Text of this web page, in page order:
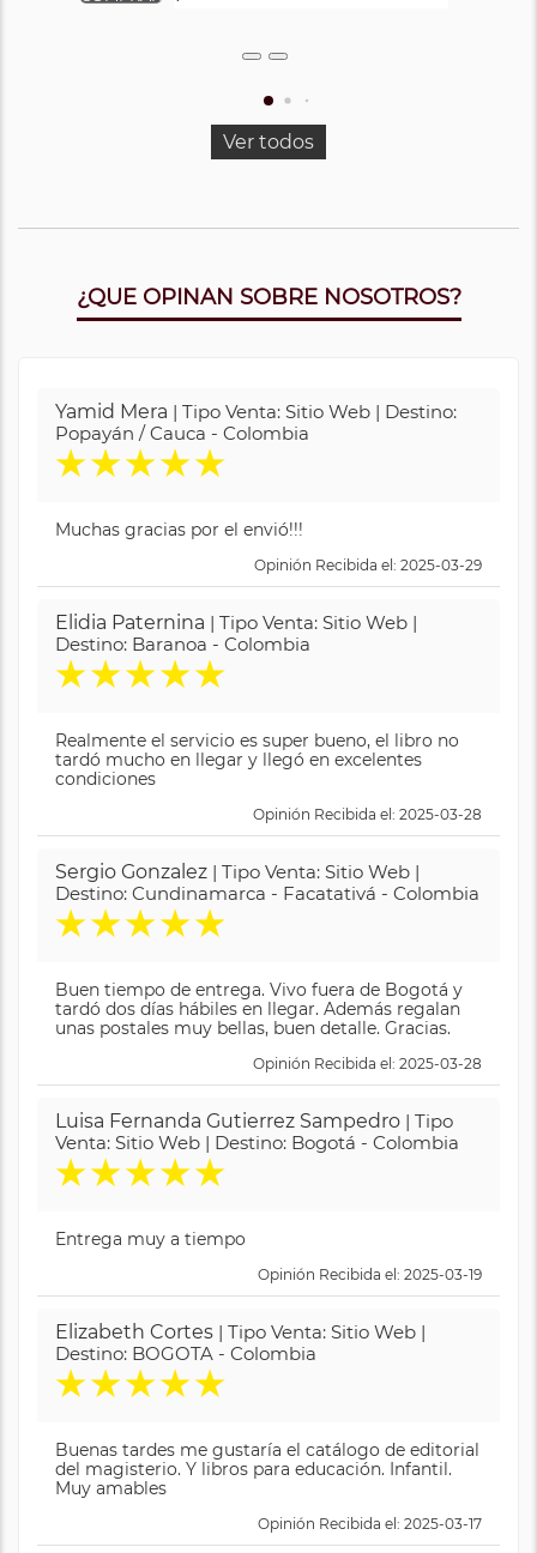
Ver todos
¿QUE OPINAN SOBRE NOSOTROS?
Yamid Mera | Tipo Venta: Sitio Web | Destino:
Popayán / Cauca - Colombia
★★★★★
Muchas gracias por el envió!!!
Opinión Recibida el: 2025-03-29
Elidia Paternina | Tipo Venta: Sitio Web |
Destino: Baranoa - Colombia
★★★★★
Realmente el servicio es super bueno, el libro no
tardó mucho en llegar y llegó en excelentes
condiciones
Opinión Recibida el: 2025-03-28
Sergio Gonzalez | Tipo Venta: Sitio Web |
Destino: Cundinamarca - Facatativá - Colombia
★★★★★
Buen tiempo de entrega. Vivo fuera de Bogotá y
tardó dos días hábiles en llegar. Además regalan
unas postales muy bellas, buen detalle. Gracias.
Opinión Recibida el: 2025-03-28
Luisa Fernanda Gutierrez Sampedro | Tipo
Venta: Sitio Web | Destino: Bogotá - Colombia
★★★★★
Entrega muy a tiempo
Opinión Recibida el: 2025-03-19
Elizabeth Cortes | Tipo Venta: Sitio Web |
Destino: BOGOTA - Colombia
★★★★★
Buenas tardes me gustaría el catálogo de editorial
del magisterio. Y libros para educación. Infantil.
Muy amables
Opinión Recibida el: 2025-03-17